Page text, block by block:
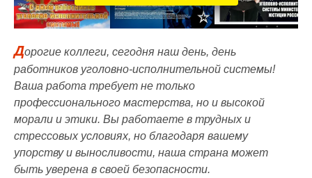
Дорогие коллеги, сегодня наш день, день
работников уголовно-исполнительной системы!
Ваша работа требует не только
профессионального мастерства, но и высокой
морали и этики. Вы работаете в трудных и
стрессовых условиях, но благодаря вашему
упорству и выносливости, наша страна может
быть уверена в своей безопасности.